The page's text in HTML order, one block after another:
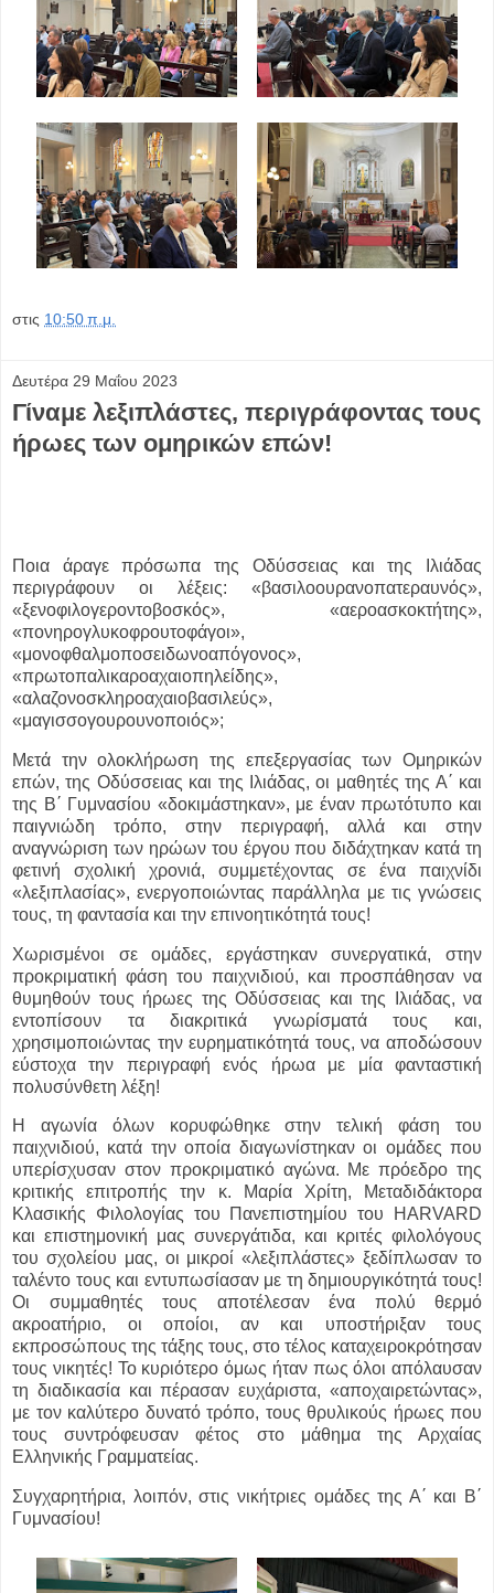
στις 10:50 π.μ.
Δευτέρα 29 Μαΐου 2023
Γίναμε λεξιπλάστες, περιγράφοντας τους
ήρωες των ομηρικών επών!
Ποια άραγε πρόσωπα της Οδύσσειας και της Ιλιάδας
περιγράφουν οι λέξεις: «βασιλοουρανοπατεραυνός»,
«ξενοφιλογεροντοβοσκός», «αεροασκοκτήτης»,
«πονηρογλυκοφρουτοφάγοι»,
«μονοφθαλμοποσειδωνοαπόγονος»,
«πρωτοπαλικαροαχαιοπηλείδης»,
«αλαζονοσκληροαχαιοβασιλεύς»,
«μαγισσογουρουνοποιός»;
Μετά την ολοκλήρωση της επεξεργασίας των Ομηρικών
επών, της Οδύσσειας και της Ιλιάδας, οι μαθητές της Α΄ και
της Β΄ Γυμνασίου «δοκιμάστηκαν», με έναν πρωτότυπο και
παιγνιώδη τρόπο, στην περιγραφή, αλλά και στην
αναγνώριση των ηρώων του έργου που διδάχτηκαν κατά τη
φετινή σχολική χρονιά, συμμετέχοντας σε ένα παιχνίδι
«λεξιπλασίας», ενεργοποιώντας παράλληλα με τις γνώσεις
τους, τη φαντασία και την επινοητικότητά τους!
Χωρισμένοι σε ομάδες, εργάστηκαν συνεργατικά, στην
προκριματική φάση του παιχνιδιού, και προσπάθησαν να
θυμηθούν τους ήρωες της Οδύσσειας και της Ιλιάδας, να
εντοπίσουν τα διακριτικά γνωρίσματά τους και,
χρησιμοποιώντας την ευρηματικότητά τους, να αποδώσουν
εύστοχα την περιγραφή ενός ήρωα με μία φανταστική
πολυσύνθετη λέξη!
Η αγωνία όλων κορυφώθηκε στην τελική φάση του
παιχνιδιού, κατά την οποία διαγωνίστηκαν οι ομάδες που
υπερίσχυσαν στον προκριματικό αγώνα. Με πρόεδρο της
κριτικής επιτροπής την κ. Μαρία Χρίτη, Μεταδιδάκτορα
Κλασικής Φιλολογίας του Πανεπιστημίου του HARVARD
και επιστημονική μας συνεργάτιδα, και κριτές φιλολόγους
του σχολείου μας, οι μικροί «λεξιπλάστες» ξεδίπλωσαν το
ταλέντο τους και εντυπωσίασαν με τη δημιουργικότητά τους!
Οι συμμαθητές τους αποτέλεσαν ένα πολύ θερμό
ακροατήριο, οι οποίοι, αν και υποστήριξαν τους
εκπροσώπους της τάξης τους, στο τέλος καταχειροκρότησαν
τους νικητές! Το κυριότερο όμως ήταν πως όλοι απόλαυσαν
τη διαδικασία και πέρασαν ευχάριστα, «αποχαιρετώντας»,
με τον καλύτερο δυνατό τρόπο, τους θρυλικούς ήρωες που
τους συντρόφευσαν φέτος στο μάθημα της Αρχαίας
Ελληνικής Γραμματείας.
Συγχαρητήρια, λοιπόν, στις νικήτριες ομάδες της Α΄ και Β΄
Γυμνασίου!